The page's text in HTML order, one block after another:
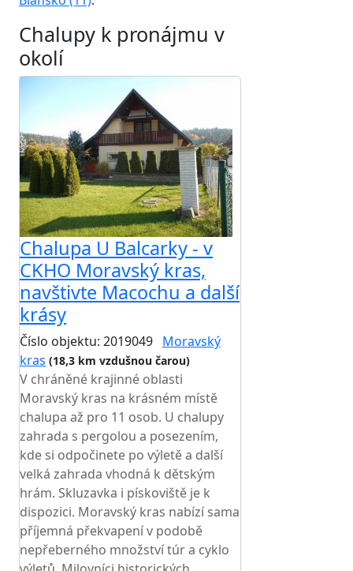
Chalupy k pronájmu v
okolí
Chalupa U Balcarky - v
CKHO Moravský kras,
navštivte Macochu a další
krásy
Číslo objektu: 2019049 Moravský
kras (18,3 km vzdušnou čarou)
V chráněné krajinné oblasti
Moravský kras na krásném místě
chalupa až pro 11 osob. U chalupy
zahrada s pergolou a posezením,
kde si odpočinete po výletě a další
velká zahrada vhodná k dětským
hrám. Skluzavka i pískoviště je k
dispozici. Moravský kras nabízí sama
příjemná překvapení v podobě
nepřeberného množství túr a cyklo